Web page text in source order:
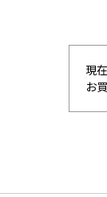
現
お